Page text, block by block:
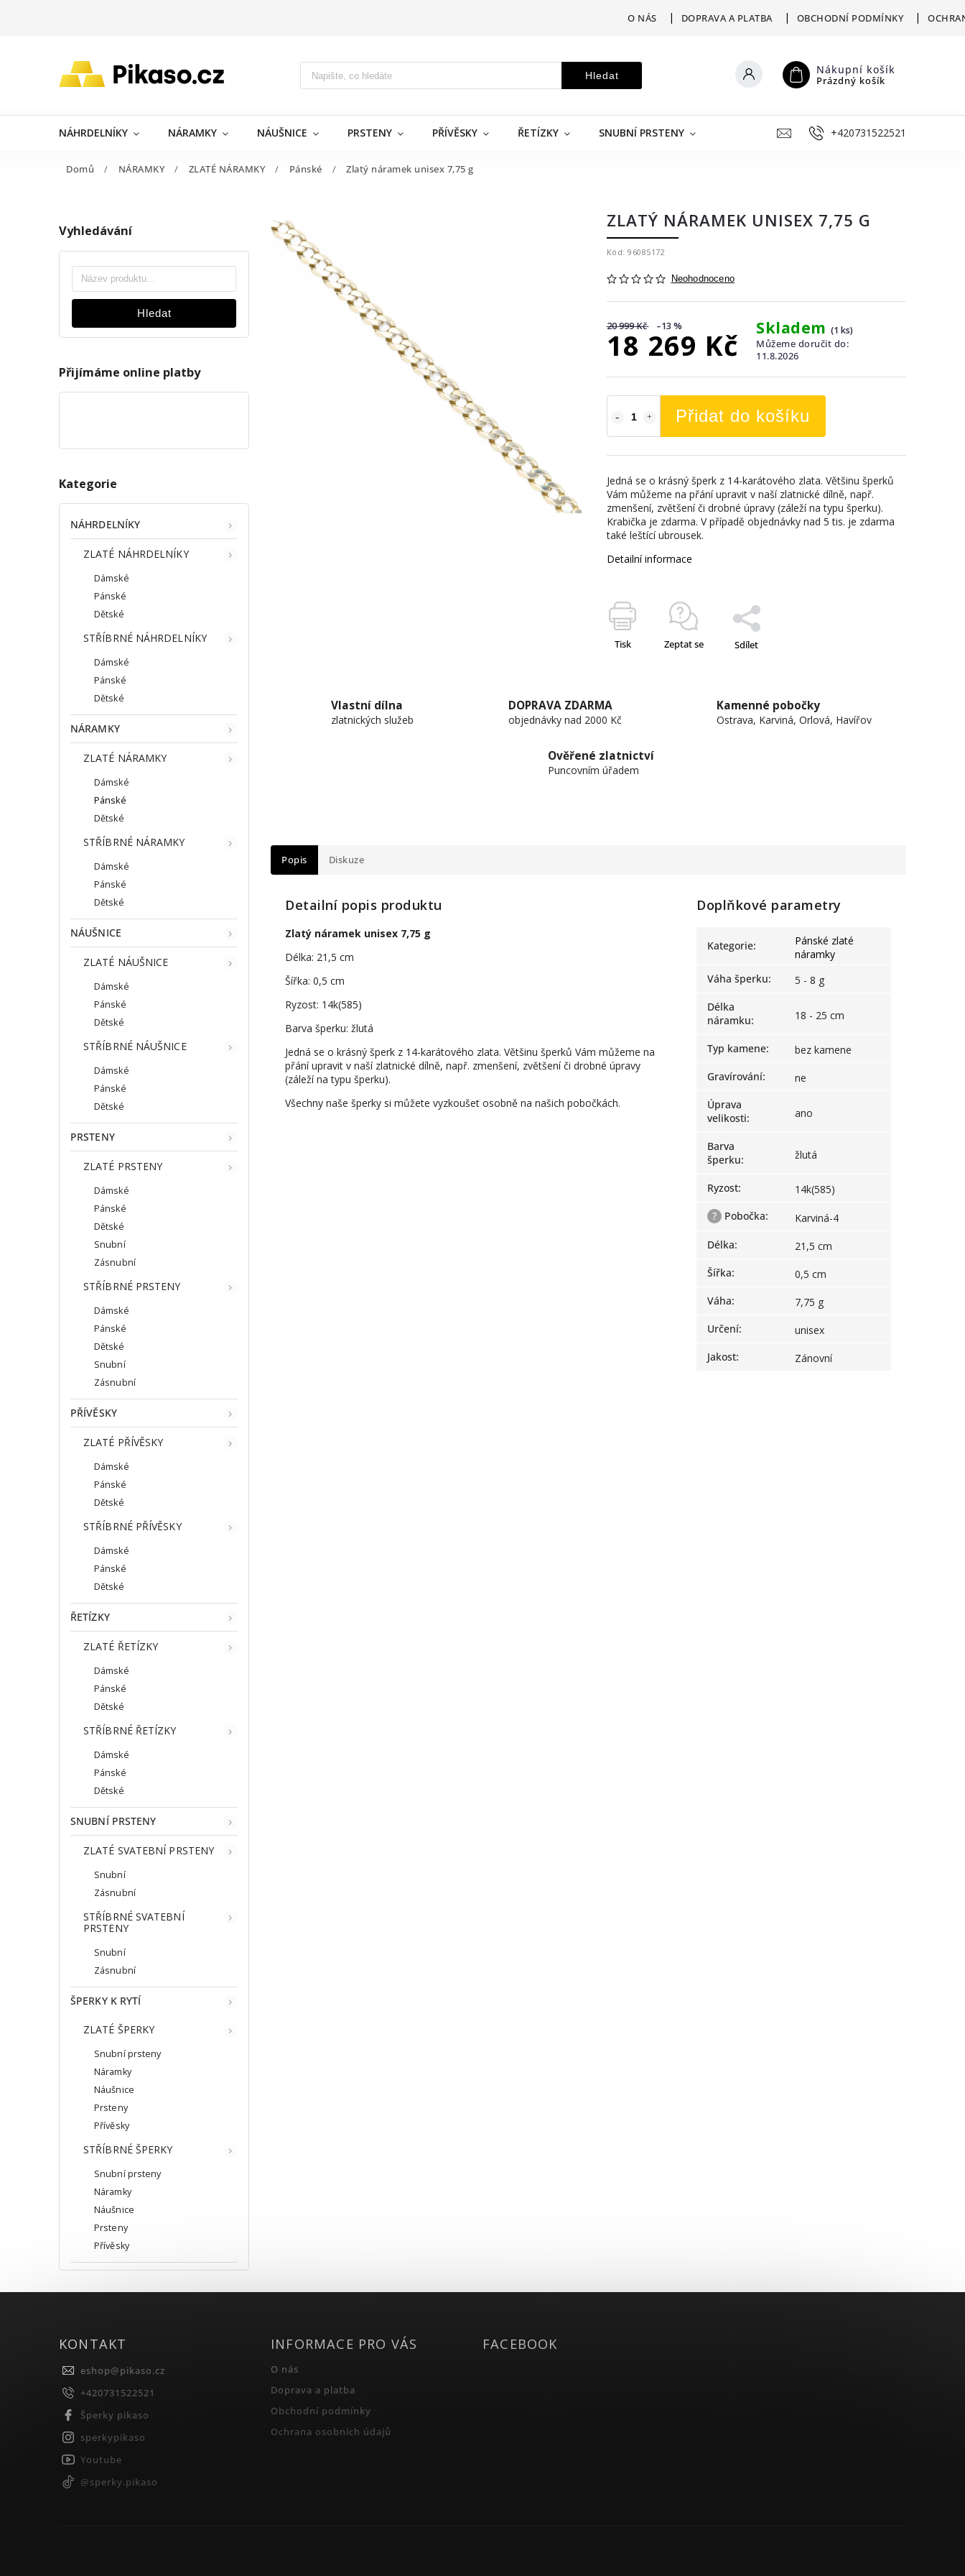
O NÁS DOPRAVA A PLATBA OBCHODNÍ PODMÍNKY
Hledat Nákupní košík
Prázdný košík
NÁHRDELNÍKY NÁRAMKY NÁUŠNICE PRSTENY PŘÍVĚSKY ŘETÍZKY SNUBNÍ PRSTENY ŠPERKY K RYTÍ VÝKUP ZLATNICKÁ
+420731522521
Domů / NÁRAMKY / ZLATÉ NÁRAMKY / Pánské / Zlatý náramek unisex 7,75 g
Vyhledávání
Hledat
Přijímáme online platby
Kategorie
NÁHRDELNÍKY
ZLATÉ NÁHRDELNÍKY
Dámské
Pánské
Dětské
STŘÍBRNÉ NÁHRDELNÍKY
Dámské
Pánské
Dětské
NÁRAMKY
ZLATÉ NÁRAMKY
Dámské
Pánské
Dětské
STŘÍBRNÉ NÁRAMKY
Dámské
Pánské
Dětské
NÁUŠNICE
ZLATÉ NÁUŠNICE
Dámské
Pánské
Dětské
STŘÍBRNÉ NÁUŠNICE
Dámské
Pánské
Dětské
PRSTENY
ZLATÉ PRSTENY
Dámské
Pánské
Dětské
Snubní
Zásnubní
STŘÍBRNÉ PRSTENY
Dámské
Pánské
Dětské
Snubní
Zásnubní
PŘÍVĚSKY
ZLATÉ PŘÍVĚSKY
Dámské
Pánské
Dětské
STŘÍBRNÉ PŘÍVĚSKY
Dámské
Pánské
Dětské
ŘETÍZKY
ZLATÉ ŘETÍZKY
Dámské
Pánské
Dětské
STŘÍBRNÉ ŘETÍZKY
Dámské
Pánské
Dětské
SNUBNÍ PRSTENY
ZLATÉ SVATEBNÍ PRSTENY
Snubní
Zásnubní
STŘÍBRNÉ SVATEBNÍ
PRSTENY
Snubní
Zásnubní
ŠPERKY K RYTÍ
ZLATÉ ŠPERKY
Snubní prsteny
Náramky
Náušnice
Prsteny
Přívěsky
STŘÍBRNÉ ŠPERKY
Snubní prsteny
Náramky
Náušnice
Prsteny
Přívěsky
ZLATÝ NÁRAMEK UNISEX 7,75 G
Kód: 96085172
Neohodnoceno
20 999 Kč –13 %
18 269 Kč Skladem(1 ks)
Můžeme doručit do:
11.8.2026
Přidat do košíku
Jedná se o krásný šperk z 14-karátového zlata. Většinu šperků
Vám můžeme na přání upravit v naší zlatnické dílně, např.
zmenšení, zvětšení či drobné úpravy (záleží na typu šperku).
Krabička je zdarma. V případě objednávky nad 5 tis. je zdarma
také leštící ubrousek.
Detailní informace
Tisk Zeptat se Sdílet
Vlastní dílna
zlatnických služeb
DOPRAVA ZDARMA
objednávky nad 2000 Kč
Kamenné pobočky
Ostrava, Karviná, Orlová, Havířov
Ověřené zlatnictví
Puncovním úřadem
Popis Diskuze
Detailní popis produktu
Zlatý náramek unisex 7,75 g
Délka: 21,5 cm
Šířka: 0,5 cm
Ryzost: 14k(585)
Barva šperku: žlutá
Jedná se o krásný šperk z 14-karátového zlata. Většinu šperků Vám můžeme na
přání upravit v naší zlatnické dílně, např. zmenšení, zvětšení či drobné úpravy
(záleží na typu šperku).
Všechny naše šperky si můžete vyzkoušet osobně na našich pobočkách.
Doplňkové parametry
Kategorie:
Pánské zlaté
náramky
Váha šperku:
5 - 8 g
Délka
náramku: 18 - 25 cm
Typ kamene:
bez kamene
Gravírování:
ne
Úprava
velikosti: ano
Barva
šperku: žlutá
Ryzost:
14k(585)
?
Pobočka:
Karviná-4
Délka:
21,5 cm
Šířka:
0,5 cm
Váha:
7,75 g
Určení:
unisex
Jakost: Zánovní
KONTAKT
eshop@pikaso.cz
+420731522521
Šperky pikaso
sperkypikaso
Youtube
@sperky.pikaso
INFORMACE PRO VÁS
O nás
Doprava a platba
Obchodní podmínky
Ochrana osobních údajů
FACEBOOK